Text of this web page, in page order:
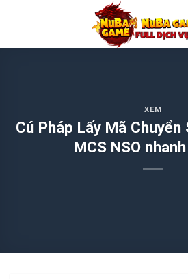
nội
XEM
Cú Pháp Lấy Mã Chuyển
MCS NSO